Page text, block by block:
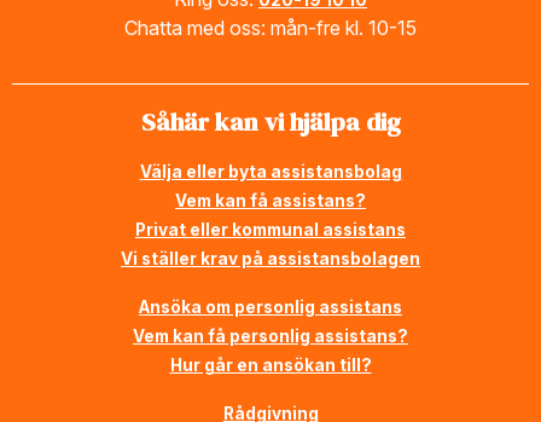
Chatta med oss: mån-fre kl. 10-15
Såhär kan vi hjälpa dig
Välja eller byta assistansbolag
Vem kan få assistans?
Privat eller kommunal assistans
Vi ställer krav på assistansbolagen
Ansöka om personlig assistans
Vem kan få personlig assistans?
Hur går en ansökan till?
Rådgivning